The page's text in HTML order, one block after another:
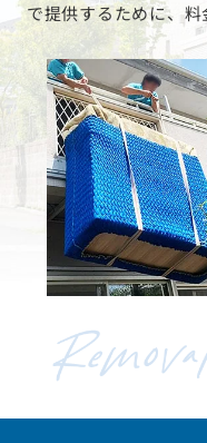
で提供するために、